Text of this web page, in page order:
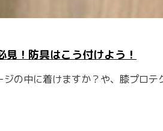
！防具はこう付けよう！
ジの中に着けますか？や、膝プロ